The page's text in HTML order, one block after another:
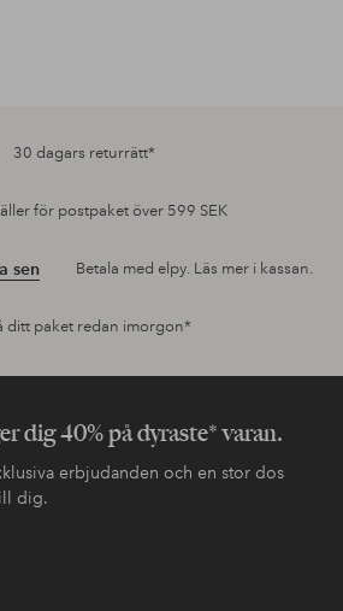
30 dagars returrätt*
för postpaket över 599 SEK
sen Betala med elpy. Läs mer i kassan.
ditt paket redan imorgon*
dig 40% på dyraste* varan.
erbjudanden och en stor dos
dig.